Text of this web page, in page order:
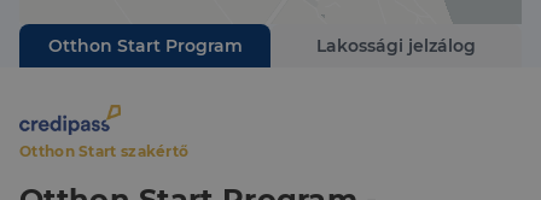
Otthon Start Program Lakossági jelzálog
Otthon Start szakértő